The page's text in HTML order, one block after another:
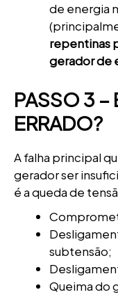
de energia
repentinas
gerador de
PASSO 3 –
ERRADO?
A falha principal
gerador ser
é a queda de
subtensão;
Queima do